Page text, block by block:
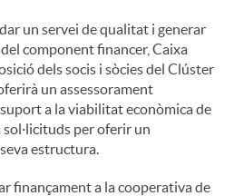
un servei de qualitat i generar
component financer, Caixa
dels socis i sòcies del Clúster
un assessorament
a la viabilitat econòmica de
per oferir un
estructura.
finançament a la cooperativa de